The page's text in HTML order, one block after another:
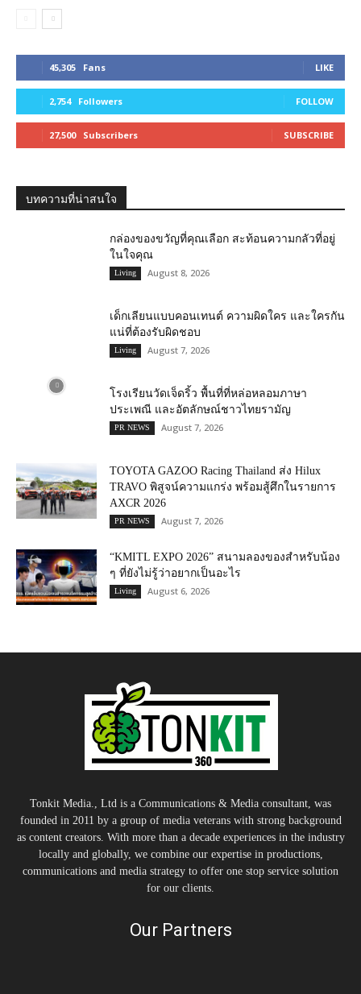
45,305 Fans LIKE
2,754 Followers FOLLOW
27,500 Subscribers SUBSCRIBE
บทความที่น่าสนใจ
กล่องของขวัญที่คุณเลือก สะท้อนความกลัวที่อยู่
ในใจคุณ
Living August 8, 2026
เด็กเลียนแบบคอนเทนต์ ความผิดใคร และใครกัน
แน่ที่ต้องรับผิดชอบ
Living August 7, 2026
โรงเรียนวัดเจ็ดริ้ว พื้นที่ที่หล่อหลอมภาษา
ประเพณี และอัตลักษณ์ชาวไทยรามัญ
PR NEWS August 7, 2026
TOYOTA GAZOO Racing Thailand ส่ง Hilux
TRAVO พิสูจน์ความแกร่ง พร้อมสู้ศึกในรายการ
AXCR 2026
PR NEWS August 7, 2026
“KMITL EXPO 2026” สนามลองของสำหรับน้อง
ๆ ที่ยังไม่รู้ว่าอยากเป็นอะไร
Living August 6, 2026
Tonkit Media., Ltd is a Communications & Media consultant, was
founded in 2011 by a group of media veterans with strong background
as content creators. With more than a decade experiences in the industry
locally and globally, we combine our expertise in productions,
communications and media strategy to offer one stop service solution
for our clients.
Our Partners